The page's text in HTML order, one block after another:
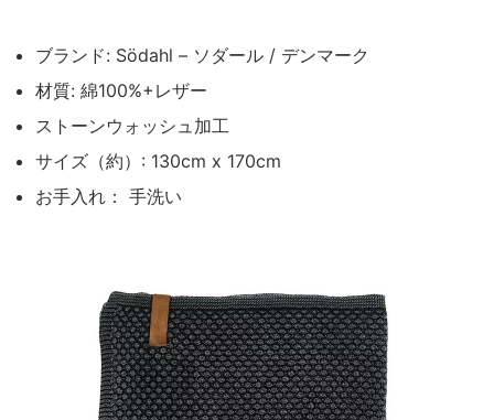
ブランド: Södahl – ソダール / デンマーク
材質: 綿100%+レザー
ストーンウォッシュ加工
サイズ（約）: 130cm x 170cm
お手入れ： 手洗い